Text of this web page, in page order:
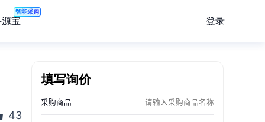
宝
智能采购
登录
43
填写询价